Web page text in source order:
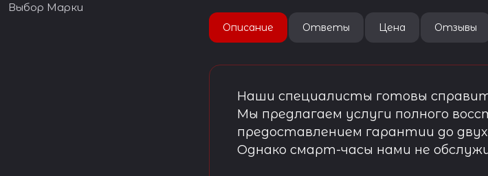
Описание Ответы Цена Отзывы
Наши специалисты готовы
Мы предлагаем услуги полного
предоставлением гарантии до
Однако смарт-часы нами не
Выбор Марки